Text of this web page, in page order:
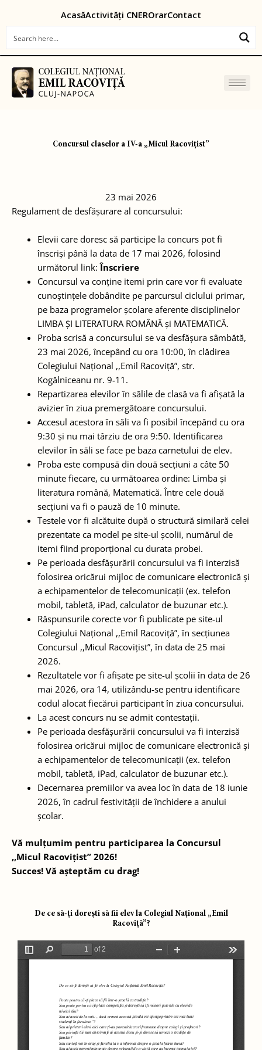
content
AcasăActivități CNEROrarContact
Concursul claselor a IV-a „Micul Racovițist”
23 mai 2026
Regulament de desfășurare al concursului:
Elevii care doresc să participe la concurs pot fi
înscriși până la data de 17 mai 2026, folosind
următorul link:Înscriere
Concursul va conține itemi prin care vor fi evaluate
cunoștințele dobândite pe parcursul ciclului primar,
pe baza programelor școlare aferente disciplinelor
LIMBA ȘI LITERATURA ROMÂNĂ și MATEMATICĂ.
Proba scrisă a concursului se va desfășura sâmbătă,
23 mai 2026, începând cu ora 10:00, în clădirea
Colegiului Național ,,Emil Racoviță”, str.
Kogălniceanu nr. 9-11.
Repartizarea elevilor în sălile de clasă va fi afișată la
avizier în ziua premergătoare concursului.
Accesul acestora în săli va fi posibil începând cu ora
9:30 și nu mai târziu de ora 9:50. Identificarea
elevilor în săli se face pe baza carnetului de elev.
Proba este compusă din două secțiuni a câte 50
minute fiecare, cu următoarea ordine: Limba și
literatura română, Matematică. Între cele două
secțiuni va fi o pauză de 10 minute.
Testele vor fi alcătuite după o structură similară celei
prezentate ca model pe site-ul școlii, numărul de
itemi fiind proporțional cu durata probei.
Pe perioada desfășurării concursului va fi interzisă
folosirea oricărui mijloc de comunicare electronică și
a echipamentelor de telecomunicații (ex. telefon
mobil, tabletă, iPad, calculator de buzunar etc.).
Răspunsurile corecte vor fi publicate pe site-ul
Colegiului Național ,,Emil Racoviță”, în secțiunea
Concursul ,,Micul Racovițist”, în data de 25 mai
2026.
Rezultatele vor fi afișate pe site-ul școlii în data de 26
mai 2026, ora 14, utilizându-se pentru identificare
codul alocat fiecărui participant în ziua concursului.
La acest concurs nu se admit contestații.
Pe perioada desfășurării concursului va fi interzisă
folosirea oricărui mijloc de comunicare electronică și
a echipamentelor de telecomunicații (ex. telefon
mobil, tabletă, iPad, calculator de buzunar etc.).
Decernarea premiilor va avea loc în data de 18 iunie
2026, în cadrul festivității de închidere a anului
școlar.
Vă mulțumim pentru participarea la Concursul
,,Micul Racovițist” 2026!
Succes! Vă așteptăm cu drag!
De ce să-ți dorești să fii elev la Colegiul Național „Emil
Racoviță”?